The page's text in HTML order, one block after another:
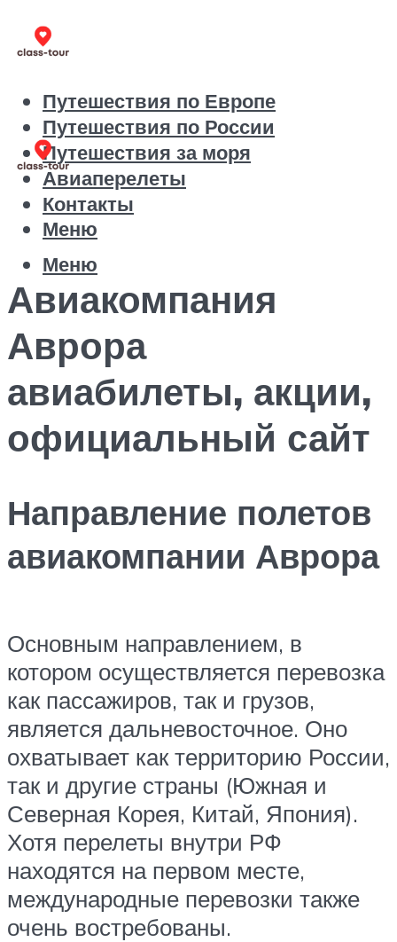
Путешествия по Европе
Путешествия по России
Путешествия за моря
Авиаперелеты
Контакты
Меню
Меню
Авиакомпания
Аврора
авиабилеты, акции,
официальный сайт
Направление полетов
авиакомпании Аврора
Основным направлением, в
котором осуществляется перевозка
как пассажиров, так и грузов,
является дальневосточное. Оно
охватывает как территорию России,
так и другие страны (Южная и
Северная Корея, Китай, Япония).
Хотя перелеты внутри РФ
находятся на первом месте,
международные перевозки также
очень востребованы.